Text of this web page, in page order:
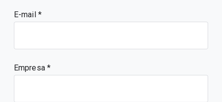
E-mail
Empresa